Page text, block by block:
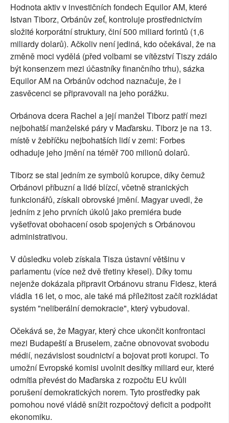
Hodnota aktiv v investičních fondech Equilor AM, které
Istvan Tiborz, Orbánův zeť, kontroluje prostřednictvím
složité korporátní struktury, činí 500 miliard forintů (1,6
miliardy dolarů). Ačkoliv není jediná, kdo očekával, že na
změně moci vydělá (před volbami se vítězství Tiszy zdálo
být konsenzem mezi účastníky finančního trhu), sázka
Equilor AM na Orbánův odchod naznačuje, že i
zasvěcenci se připravovali na jeho porážku.
Orbánova dcera Rachel a její manžel Tiborz patří mezi
nejbohatší manželské páry v Maďarsku. Tiborz je na 13.
místě v žebříčku nejbohatších lidí v zemi: Forbes
odhaduje jeho jmění na téměř 700 milionů dolarů.
Tiborz se stal jedním ze symbolů korupce, díky čemuž
Orbánovi příbuzní a lidé blízcí, včetně stranických
funkcionářů, získali obrovské jmění. Magyar uvedl, že
jedním z jeho prvních úkolů jako premiéra bude
vyšetřovat obohacení osob spojených s Orbánovou
administrativou.
V důsledku voleb získala Tisza ústavní většinu v
parlamentu (více než dvě třetiny křesel). Díky tomu
nejenže dokázala připravit Orbánovu stranu Fidesz, která
vládla 16 let, o moc, ale také má příležitost začít rozkládat
systém "neliberální demokracie", který vybudoval.
Očekává se, že Magyar, který chce ukončit konfrontaci
mezi Budapeští a Bruselem, začne obnovovat svobodu
médií, nezávislost soudnictví a bojovat proti korupci. To
umožní Evropské komisi uvolnit desítky miliard eur, které
odmítla převést do Maďarska z rozpočtu EU kvůli
porušení demokratických norem. Tyto prostředky pak
pomohou nové vládě snížit rozpočtový deficit a podpořit
ekonomiku.